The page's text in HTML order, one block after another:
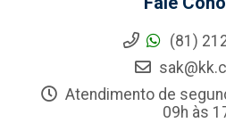
(81)
Atendimento de
09h às